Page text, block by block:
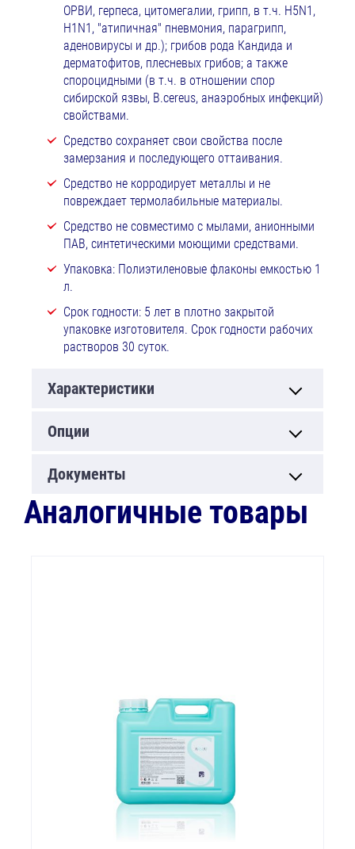
ОРВИ, герпеса, цитомегалии, грипп, в т.ч. H5N1,
H1N1, "атипичная" пневмония, парагрипп,
аденовирусы и др.); грибов рода Кандида и
дерматофитов, плесневых грибов; а также
спороцидными (в т.ч. в отношении спор
сибирской язвы, B.cereus, анаэробных инфекций)
свойствами.
Средство сохраняет свои свойства после
замерзания и последующего оттаивания.
Средство не корродирует металлы и не
повреждает термолабильные материалы.
Средство не совместимо с мылами, анионными
ПАВ, синтетическими моющими средствами.
Упаковка: Полиэтиленовые флаконы емкостью 1
л.
Срок годности: 5 лет в плотно закрытой
упаковке изготовителя. Срок годности рабочих
растворов 30 суток.
Характеристики
Опции
Документы
Аналогичные товары